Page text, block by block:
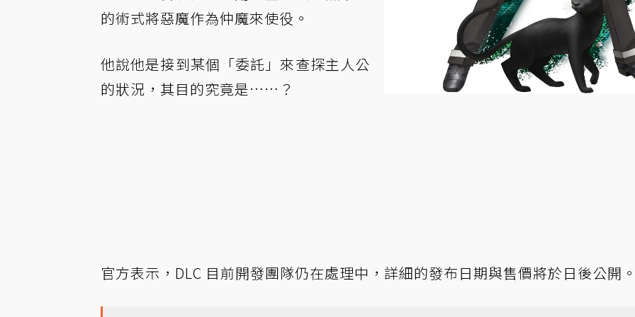
的術式將惡魔作為仲魔來使役。
他說他是接到某個「委託」來查探主人公
的狀況，其目的究竟是……？
官方表示，DLC 目前開發團隊仍在處理中，詳細的發布日期與售價將於日後公開